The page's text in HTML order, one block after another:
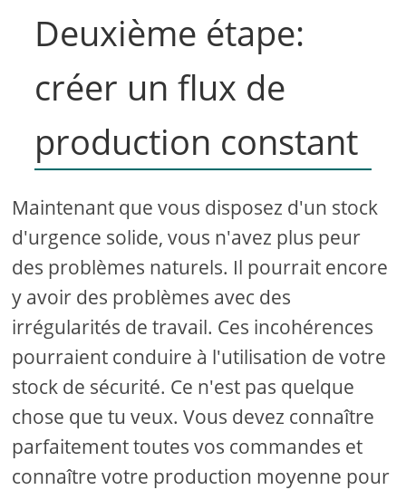
Deuxième étape:
créer un flux de
production constant
Maintenant que vous disposez d'un stock
d'urgence solide, vous n'avez plus peur
des problèmes naturels. Il pourrait encore
y avoir des problèmes avec des
irrégularités de travail. Ces incohérences
pourraient conduire à l'utilisation de votre
stock de sécurité. Ce n'est pas quelque
chose que tu veux. Vous devez connaître
parfaitement toutes vos commandes et
connaître votre production moyenne pour